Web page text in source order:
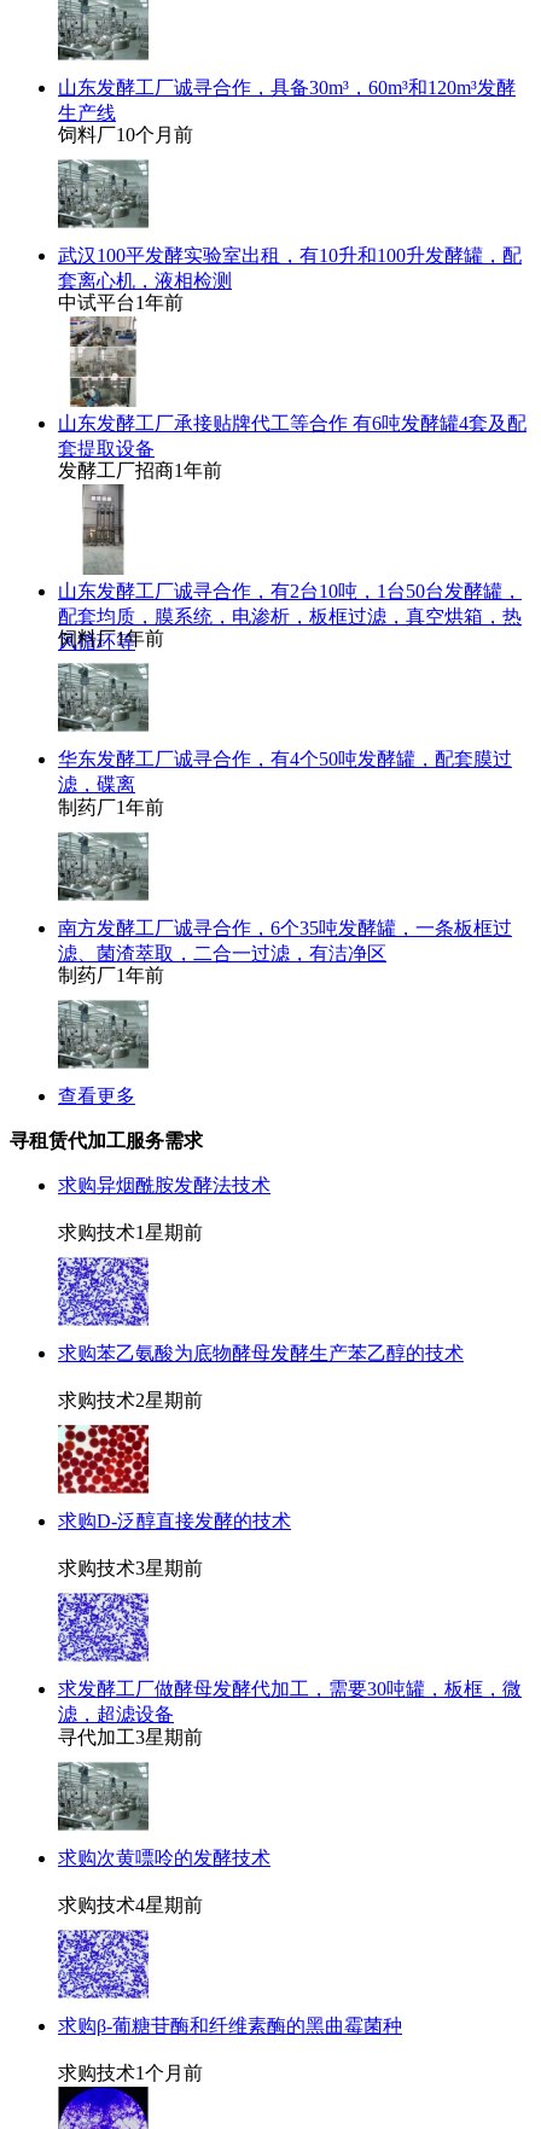
山东发酵工厂诚寻合作，具备30m³，60m³和120m³发酵
生产线
饲料厂10个月前
武汉100平发酵实验室出租，有10升和100升发酵罐，配
套离心机，液相检测
中试平台1年前
山东发酵工厂承接贴牌代工等合作 有6吨发酵罐4套及配
套提取设备
发酵工厂招商1年前
山东发酵工厂诚寻合作，有2台10吨，1台50台发酵罐，
配套均质，膜系统，电渗析，板框过滤，真空烘箱，热
风循环等
饲料厂1年前
华东发酵工厂诚寻合作，有4个50吨发酵罐，配套膜过
滤，碟离
制药厂1年前
南方发酵工厂诚寻合作，6个35吨发酵罐，一条板框过
滤、菌渣萃取，二合一过滤，有洁净区
制药厂1年前
查看更多
寻租赁代加工服务需求
求购异烟酰胺发酵法技术
求购技术1星期前
求购苯乙氨酸为底物酵母发酵生产苯乙醇的技术
求购技术2星期前
求购D-泛醇直接发酵的技术
求购技术3星期前
求发酵工厂做酵母发酵代加工，需要30吨罐，板框，微
滤，超滤设备
寻代加工3星期前
求购次黄嘌呤的发酵技术
求购技术4星期前
求购β-葡糖苷酶和纤维素酶的黑曲霉菌种
求购技术1个月前